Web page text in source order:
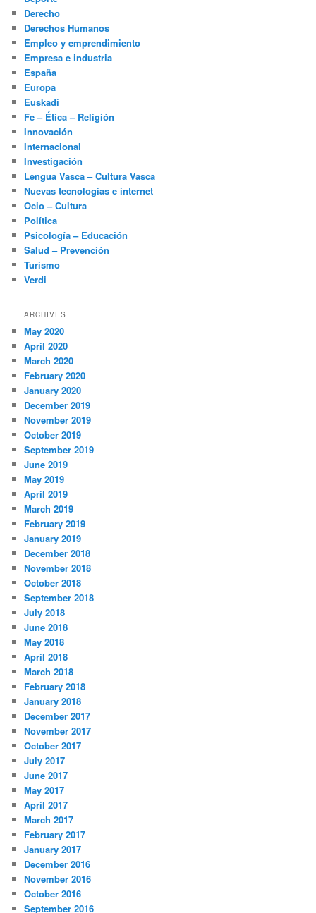
Derecho
Derechos Humanos
Empleo y emprendimiento
Empresa e industria
España
Europa
Euskadi
Fe – Ética – Religión
Innovación
Internacional
Investigación
Lengua Vasca – Cultura Vasca
Nuevas tecnologías e internet
Ocio – Cultura
Política
Psicología – Educación
Salud – Prevención
Turismo
Verdi
ARCHIVES
May 2020
April 2020
March 2020
February 2020
January 2020
December 2019
November 2019
October 2019
September 2019
June 2019
May 2019
April 2019
March 2019
February 2019
January 2019
December 2018
November 2018
October 2018
September 2018
July 2018
June 2018
May 2018
April 2018
March 2018
February 2018
January 2018
December 2017
November 2017
October 2017
July 2017
June 2017
May 2017
April 2017
March 2017
February 2017
January 2017
December 2016
November 2016
October 2016
September 2016